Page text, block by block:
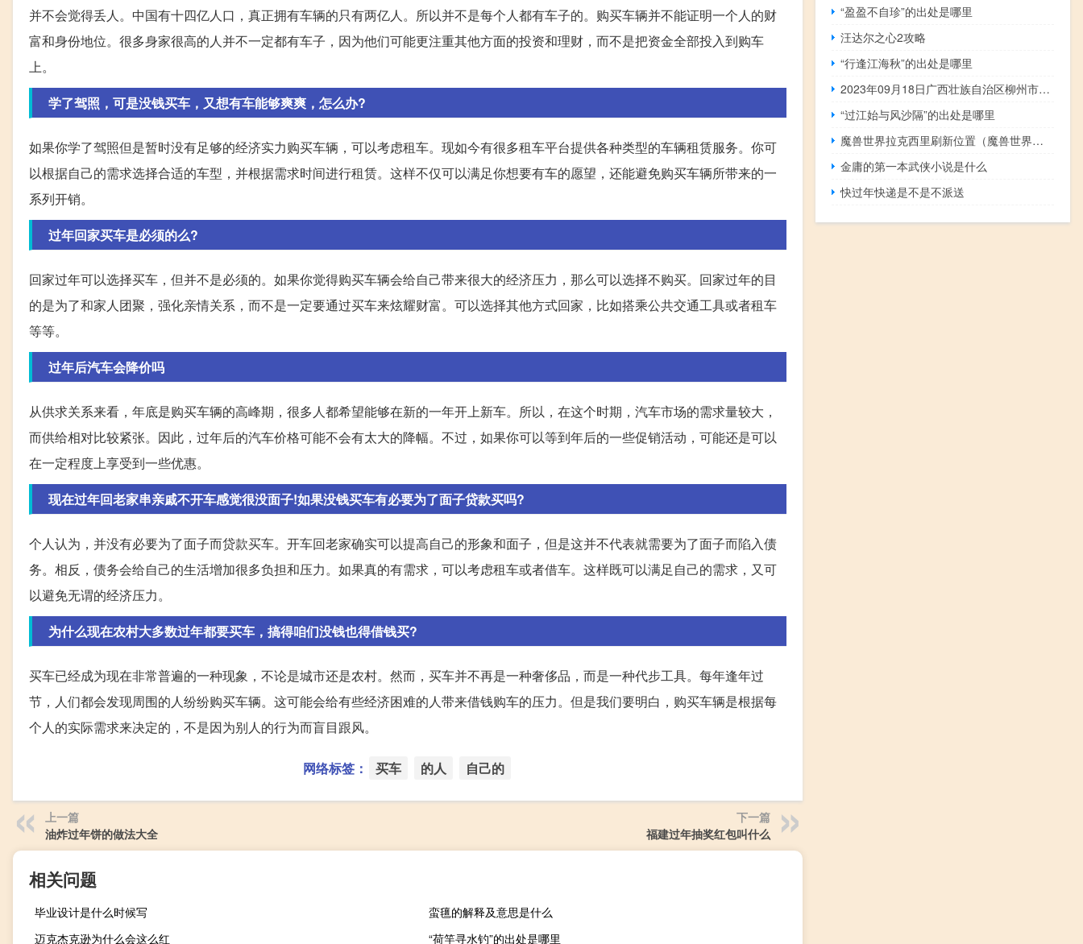
并不会觉得丢人。中国有十四亿人口，真正拥有车辆的只有两亿人。所以并不是每个人都有车子的。购买车辆并不能证明一个人的财
富和身份地位。很多身家很高的人并不一定都有车子，因为他们可能更注重其他方面的投资和理财，而不是把资金全部投入到购车
上。
学了驾照，可是没钱买车，又想有车能够爽爽，怎么办?
如果你学了驾照但是暂时没有足够的经济实力购买车辆，可以考虑租车。现如今有很多租车平台提供各种类型的车辆租赁服务。你可
以根据自己的需求选择合适的车型，并根据需求时间进行租赁。这样不仅可以满足你想要有车的愿望，还能避免购买车辆所带来的一
系列开销。
过年回家买车是必须的么?
回家过年可以选择买车，但并不是必须的。如果你觉得购买车辆会给自己带来很大的经济压力，那么可以选择不购买。回家过年的目
的是为了和家人团聚，强化亲情关系，而不是一定要通过买车来炫耀财富。可以选择其他方式回家，比如搭乘公共交通工具或者租车
等等。
过年后汽车会降价吗
从供求关系来看，年底是购买车辆的高峰期，很多人都希望能够在新的一年开上新车。所以，在这个时期，汽车市场的需求量较大，
而供给相对比较紧张。因此，过年后的汽车价格可能不会有太大的降幅。不过，如果你可以等到年后的一些促销活动，可能还是可以
在一定程度上享受到一些优惠。
现在过年回老家串亲戚不开车感觉很没面子!如果没钱买车有必要为了面子贷款买吗?
个人认为，并没有必要为了面子而贷款买车。开车回老家确实可以提高自己的形象和面子，但是这并不代表就需要为了面子而陷入债
务。相反，债务会给自己的生活增加很多负担和压力。如果真的有需求，可以考虑租车或者借车。这样既可以满足自己的需求，又可
以避免无谓的经济压力。
为什么现在农村大多数过年都要买车，搞得咱们没钱也得借钱买?
买车已经成为现在非常普遍的一种现象，不论是城市还是农村。然而，买车并不再是一种奢侈品，而是一种代步工具。每年逢年过
节，人们都会发现周围的人纷纷购买车辆。这可能会给有些经济困难的人带来借钱购车的压力。但是我们要明白，购买车辆是根据每
个人的实际需求来决定的，不是因为别人的行为而盲目跟风。
网络标签： 买车 的人 自己的
上一篇
油炸过年饼的做法大全
下一篇
福建过年抽奖红包叫什么
相关问题
毕业设计是什么时候写
蛮氊的解释及意思是什么
迈克杰克逊为什么会这么红
“荷竿寻水钓”的出处是哪里
“盈盈不自珍”的出处是哪里
汪达尔之心2攻略
“行逢江海秋”的出处是哪里
2023年09月18日广西壮族自治区柳州市疫情大数据-今日/今天疫情全网搜索最新实时消息动态情况通知播报
“过江始与风沙隔”的出处是哪里
魔兽世界拉克西里刷新位置（魔兽世界拉克西里）
金庸的第一本武侠小说是什么
快过年快递是不是不派送